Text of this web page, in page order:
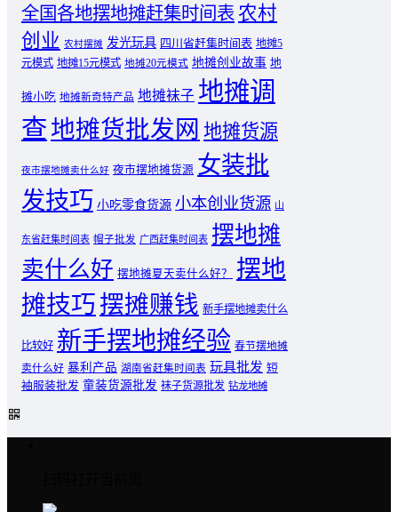
全国各地摆地摊赶集时间表 农村
创业 农村摆摊 发光玩具 四川省赶集时间表 地摊5
元模式 地摊15元模式 地摊20元模式 地摊创业故事 地
摊小吃 地摊新奇特产品 地摊袜子 地摊调
查地摊货批发网 地摊货源
夜市摆地摊卖什么好 夜市摆地摊货源 女装批
发技巧 小吃零食货源 小本创业货源 山
东省赶集时间表 帽子批发 广西赶集时间表 摆地摊
卖什么好 摆地摊夏天卖什么好？
摆地
摊技巧摆摊赚钱 新手摆地摊卖什么
比较好 新手摆地摊经验 春节摆地摊
卖什么好 暴利产品 湖南省赶集时间表 玩具批发 短
袖服装批发 童装货源批发 袜子货源批发 钻龙地摊